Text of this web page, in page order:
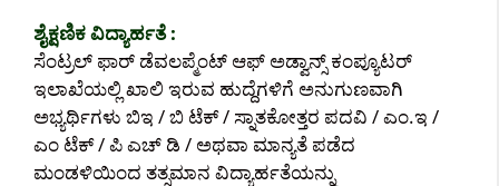
ಶೈಕ್ಷಣಿಕ ವಿದ್ಯಾರ್ಹತೆ :
ಸೆಂಟ್ರಲ್ ಫಾರ್ ಡೆವಲಪ್ಮೆಂಟ್ ಆಫ್ ಅಡ್ವಾನ್ಸ್ ಕಂಪ್ಯೂಟರ್
ಇಲಾಖೆಯಲ್ಲಿ ಖಾಲಿ ಇರುವ ಹುದ್ದೆಗಳಿಗೆ ಅನುಗುಣವಾಗಿ
ಅಭ್ಯರ್ಥಿಗಳು ಬಿಇ / ಬಿ ಟೆಕ್ / ಸ್ನಾತಕೋತ್ತರ ಪದವಿ / ಎಂ.ಇ /
ಎಂ ಟೆಕ್ / ಪಿ ಎಚ್ ಡಿ / ಅಥವಾ ಮಾನ್ಯತೆ ಪಡೆದ
ಮಂಡಳಿಯಿಂದ ತತ್ಸಮಾನ ವಿದ್ಯಾರ್ಹತೆಯನ್ನು